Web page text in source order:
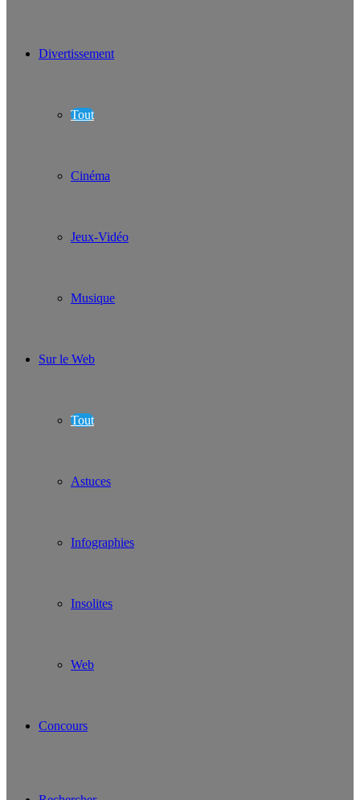
Divertissement
Tout
Cinéma
Jeux-Vidéo
Musique
Sur le Web
Tout
Astuces
Infographies
Insolites
Web
Concours